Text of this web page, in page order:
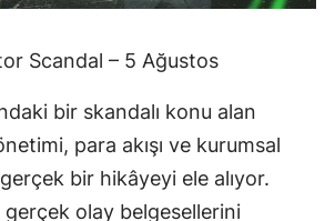
Scandal – 5 Ağustos
bir skandalı konu alan
para akışı ve kurumsal
bir hikâyeyi ele alıyor.
gerçek olay belgesellerini